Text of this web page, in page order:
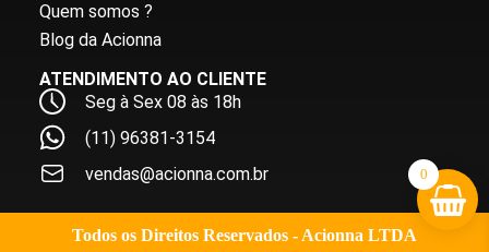
Quem somos ?
Blog da Acionna
ATENDIMENTO AO CLIENTE
Seg à Sex 08 às 18h
(11) 96381-3154
vendas@acionna.com.br
Todos os Direitos Reservados - Acionna LTDA
0